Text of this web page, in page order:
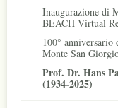
Inaugurazione di
BEACH Virtual
100° anniversario
Monte San
Prof. Dr. Hans
(1934-2025)